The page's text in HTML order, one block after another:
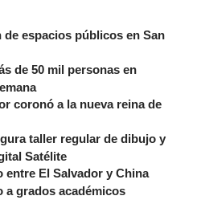
espacios públicos en San
de 50 mil personas en
coronó a la nueva reina de
taller regular de dibujo y
Satélite
entre El Salvador y China
a grados académicos